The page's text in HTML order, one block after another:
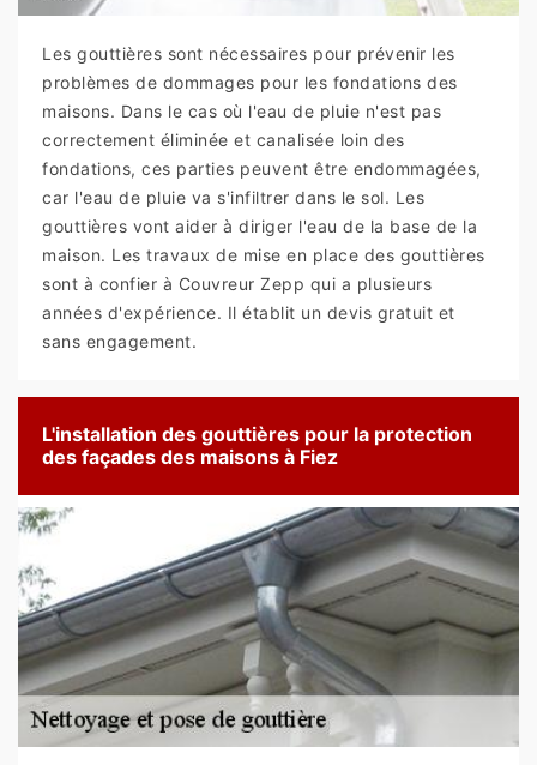
Les gouttières sont nécessaires pour prévenir les
problèmes de dommages pour les fondations des
maisons. Dans le cas où l'eau de pluie n'est pas
correctement éliminée et canalisée loin des
fondations, ces parties peuvent être endommagées,
car l'eau de pluie va s'infiltrer dans le sol. Les
gouttières vont aider à diriger l'eau de la base de la
maison. Les travaux de mise en place des gouttières
sont à confier à Couvreur Zepp qui a plusieurs
années d'expérience. Il établit un devis gratuit et
sans engagement.
L'installation des gouttières pour la protection
des façades des maisons à Fiez